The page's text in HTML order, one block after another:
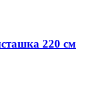
220 см